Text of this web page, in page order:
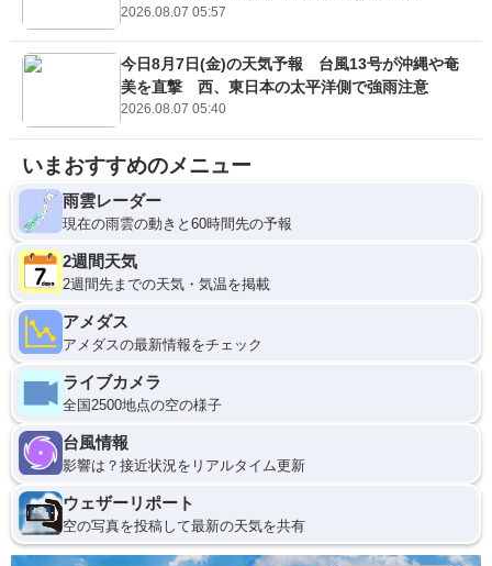
2026.08.07 05:57
今日8月7日(金)の天気予報 台風13号が沖縄や奄
美を直撃 西、東日本の太平洋側で強雨注意
2026.08.07 05:40
いまおすすめのメニュー
雨雲レーダー
現在の雨雲の動きと60時間先の予報
2週間天気
2週間先までの天気・気温を掲載
アメダス
アメダスの最新情報をチェック
ライブカメラ
全国2500地点の空の様子
台風情報
影響は？接近状況をリアルタイム更新
ウェザーリポート
空の写真を投稿して最新の天気を共有